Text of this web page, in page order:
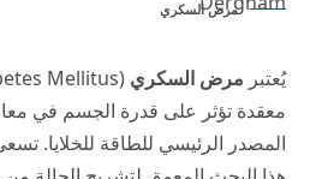
مرض السكري
يُعتبر مرض السكري
معقدة تؤثر على قدرة الجسم في
المصدر الرئيسي للطاقة للخلايا.